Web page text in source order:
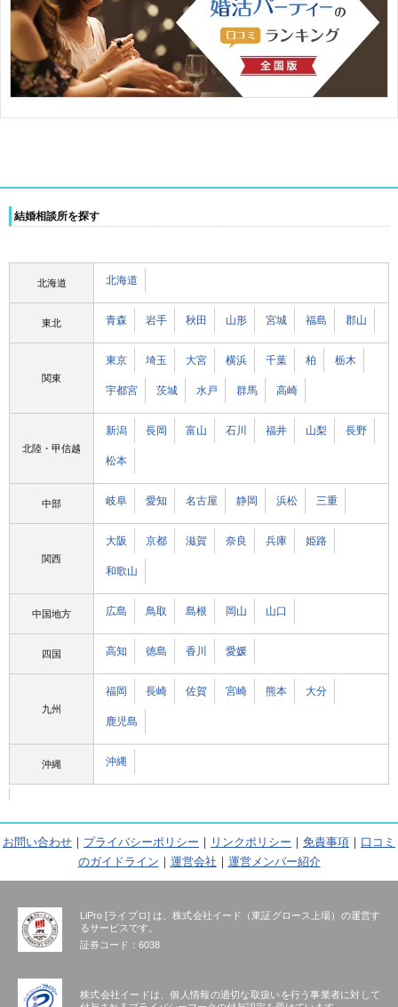
結婚相談所を探す
北海道 北海道
東北 青森 岩手 秋田 山形 宮城 福島 郡山
関東
東京 埼玉 大宮 横浜 千葉 柏 栃木
宇都宮 茨城 水戸 群馬 高崎
北陸・甲信越
新潟 長岡 富山 石川 福井 山梨 長野
松本
中部 岐阜 愛知 名古屋 静岡 浜松 三重
関西
大阪 京都 滋賀 奈良 兵庫 姫路
和歌山
中国地方 広島 鳥取 島根 岡山 山口
四国 高知 徳島 香川 愛媛
九州
福岡 長崎 佐賀 宮崎 熊本 大分
鹿児島
沖縄 沖縄
お問い合わせ ｜ プライバシーポリシー ｜ リンクポリシー ｜ 免責事項 ｜ 口コミ
のガイドライン ｜ 運営会社 ｜ 運営メンバー紹介
LiPro [ライプロ] は、株式会社イード（東証グロース上場）の運営す
るサービスです。
証券コード：6038
株式会社イードは、個人情報の適切な取扱いを行う事業者に対して